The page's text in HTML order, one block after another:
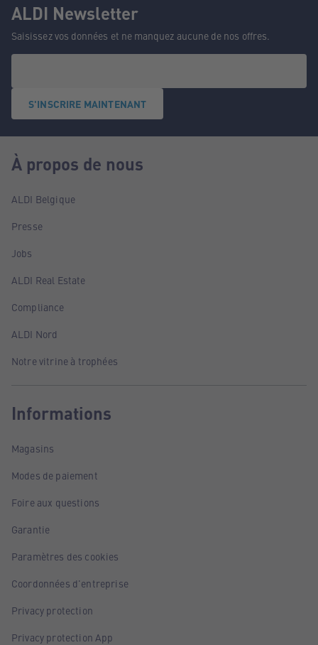
ALDI Newsletter
Saisissez vos données et ne manquez aucune de nos offres.
S'INSCRIRE MAINTENANT
À propos de nous
ALDI Belgique
Presse
Jobs
ALDI Real Estate
Compliance
ALDI Nord
Notre vitrine à trophées
Informations
Magasins
Modes de paiement
Foire aux questions
Garantie
Paramètres des cookies
Coordonnées d'entreprise
Privacy protection
Privacy protection App